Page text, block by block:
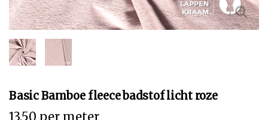
Basic Bamboe fleece badstof licht roze
13,50 per meter